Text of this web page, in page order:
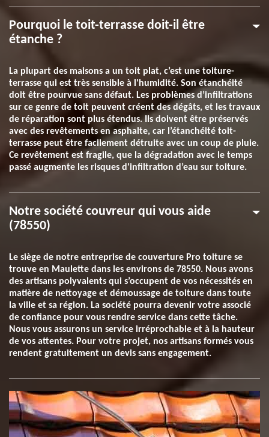
Pourquoi le toit-terrasse doit-il être
étanche ?
La plupart des maisons a un toit plat, c’est une toiture-
terrasse qui est très sensible à l'humidité. Son étanchéité
doit être pourvue sans défaut. Les problèmes d’infiltrations
sur ce genre de toit peuvent créent des dégâts, et les travaux
de réparation sont plus étendus. Ils doivent être préservés
avec des revêtements en asphalte, car l’étanchéité toit-
terrasse peut être facilement détruite avec un coup de pluie.
Ce revêtement est fragile, que la dégradation avec le temps
passé augmente les risques d'infiltration d’eau sur toiture.
Notre société couvreur qui vous aide
(78550)
Le siège de notre entreprise de couverture Pro toiture se
trouve en Maulette dans les environs de 78550. Nous avons
des artisans polyvalents qui s’occupent de vos nécessités en
matière de nettoyage et démoussage de toiture dans toute
la ville et sa région. La société pourra devenir votre associé
de confiance pour vous rendre service dans cette tâche.
Nous vous assurons un service irréprochable et à la hauteur
de vos attentes. Pour votre projet, nos artisans formés vous
rendent gratuitement un devis sans engagement.